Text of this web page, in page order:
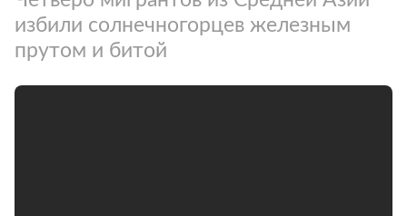
избили солнечногорцев железным
прутом и битой